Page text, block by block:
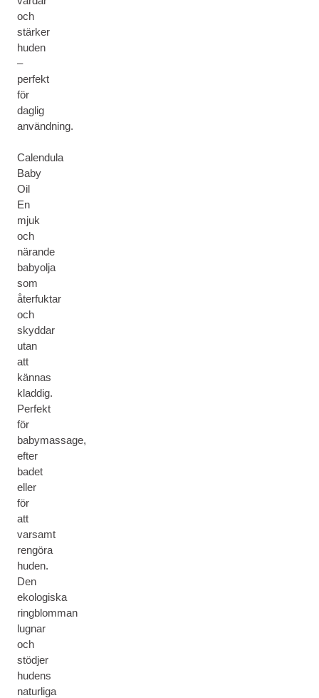
och
stärker
huden
–
perfekt
för
daglig
användning.
Calendula
Baby
Oil
En
mjuk
och
närande
babyolja
som
återfuktar
och
skyddar
utan
att
kännas
kladdig.
Perfekt
för
babymassage,
efter
badet
eller
för
att
varsamt
rengöra
huden.
Den
ekologiska
ringblomman
lugnar
och
stödjer
hudens
naturliga